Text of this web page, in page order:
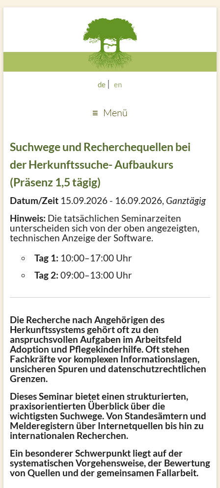
de en
Menü
Suchwege und Recherchequellen bei
der Herkunftssuche- Aufbaukurs
(Präsenz 1,5 tägig)
Datum/Zeit15.09.2026 - 16.09.2026, Ganztägig
Hinweis: Die tatsächlichen Seminarzeiten
unterscheiden sich von der oben angezeigten,
technischen Anzeige der Software.
Tag 1: 10:00–17:00 Uhr
Tag 2: 09:00–13:00 Uhr
Die Recherche nach Angehörigen des
Herkunftssystems gehört oft zu den
anspruchsvollen Aufgaben im Arbeitsfeld
Adoption und Pflegekinderhilfe. Oft stehen
Fachkräfte vor komplexen Informationslagen,
unsicheren Spuren und datenschutzrechtlichen
Grenzen.
Dieses Seminar bietet einen strukturierten,
praxisorientierten Überblick über die
wichtigsten Suchwege. Von Standesämtern und
Melderegistern über Internetquellen bis hin zu
internationalen Recherchen.
Ein besonderer Schwerpunkt liegt auf der
systematischen Vorgehensweise, der Bewertung
von Quellen und der gemeinsamen Fallarbeit.